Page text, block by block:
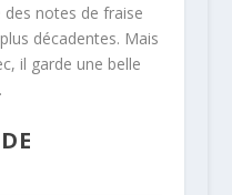
des notes de fraise
décadentes. Mais
il garde une belle